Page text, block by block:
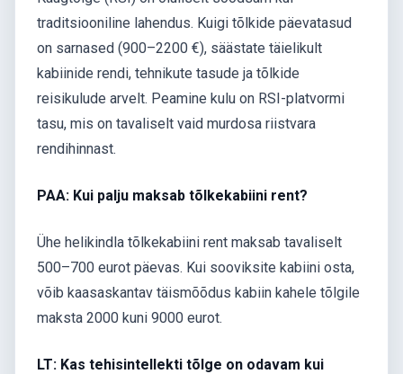
traditsiooniline lahendus. Kuigi tõlkide päevatasud
on sarnased (900–2200 €), säästate täielikult
kabiinide rendi, tehnikute tasude ja tõlkide
reisikulude arvelt. Peamine kulu on RSI-platvormi
tasu, mis on tavaliselt vaid murdosa riistvara
rendihinnast.
PAA: Kui palju maksab tõlkekabiini rent?
Ühe helikindla tõlkekabiini rent maksab tavaliselt
500–700 eurot päevas. Kui sooviksite kabiini osta,
võib kaasaskantav täismõõdus kabiin kahele tõlgile
maksta 2000 kuni 9000 eurot.
LT: Kas tehisintellekti tõlge on odavam kui